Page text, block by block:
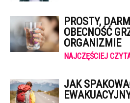
PROSTY,
OBECNOŚĆ
ORGANIZMIE
NAJCZĘŚCIEJ
JAK